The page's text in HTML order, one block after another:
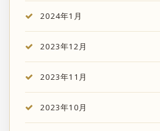
2024年1月
2023年12月
2023年11月
2023年10月